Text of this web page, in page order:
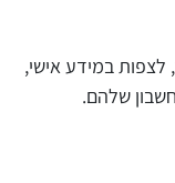
במידע אישי,
שלהם.